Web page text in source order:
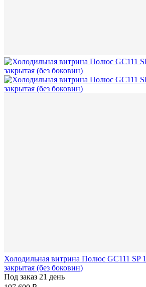
Холодильная витрина Полюс GC111 SP
закрытая (без боковин)
Под заказ 21 день